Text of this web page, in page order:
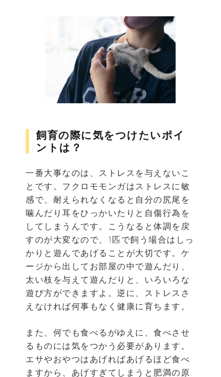
飼育の際に気をつけたいポイ
ントは？
一番大事なのは、ストレスを与えないこ
とです。フクロモモンガはストレスに敏
感で、耐えられなくなると自分の尻尾を
噛んだり耳をひっかいたりと自傷行為を
してしまうんです。こうなると体調を戻
すのが大変なので、1匹で飼う場合はしっ
かりと遊んであげることが大切です。ケ
ージから出してお部屋の中で遊んだり、
太い枝を与えて遊んだりと、いろいろな
遊び方ができますよ。逆に、ストレスさ
えなければ何事もなく健康に育ちます。
また、何でも食べるがゆえに、食べさせ
るものには気をつかう必要があります。
エサやおやつはあげればあげるほど食べ
ますから、あげすぎてしまうと肥満の原